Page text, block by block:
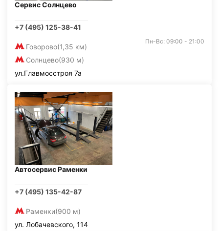
Сервис Солнцево
+7 (495) 125-38-41
Говорово(1,35 км)
Солнцево(930 м)
Пн-Вс: 09:00 - 21:00
ул.Главмосстроя 7а
Автосервис Раменки
+7 (495) 135-42-87
Раменки(900 м)
ул. Лобачевского, 114